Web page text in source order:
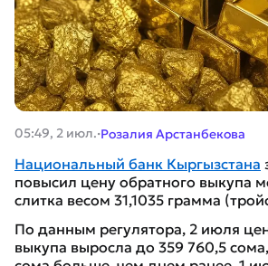
05:49, 2 июл.·Розалия Арстанбекова
Национальный банк Кыргызстана
повысил цену обратного выкупа
слитка весом 31,1035 грамма
По данным регулятора, 2 июля
выкупа выросла до 359 760,5